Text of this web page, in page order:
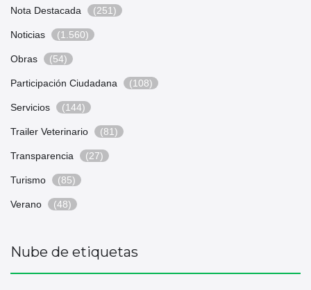
Nota Destacada (251)
Noticias (1.560)
Obras (54)
Participación Ciudadana (108)
Servicios (144)
Trailer Veterinario (81)
Transparencia (27)
Turismo (85)
Verano (48)
Nube de etiquetas